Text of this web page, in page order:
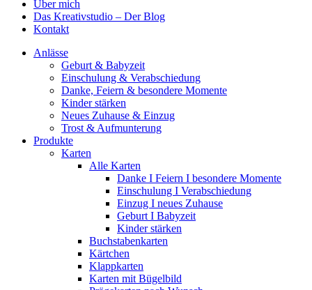
Über mich
Das Kreativstudio – Der Blog
Kontakt
Anlässe
Geburt & Babyzeit
Einschulung & Verabschiedung
Danke, Feiern & besondere Momente
Kinder stärken
Neues Zuhause & Einzug
Trost & Aufmunterung
Produkte
Karten
Alle Karten
Danke I Feiern I besondere Momente
Einschulung I Verabschiedung
Einzug I neues Zuhause
Geburt I Babyzeit
Kinder stärken
Buchstabenkarten
Kärtchen
Klappkarten
Karten mit Bügelbild